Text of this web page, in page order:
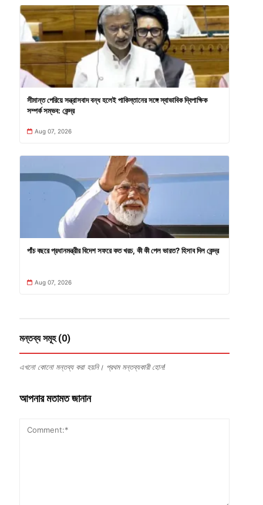
সীমান্ত পেরিয়ে সন্ত্রাসবাদ বন্ধ হলেই পাকিস্তানের সঙ্গে স্বাভাবিক দ্বিপাক্ষিক
সম্পর্ক সম্ভব: কেন্দ্র
Aug 07, 2026
পাঁচ বছরে প্রধানমন্ত্রীর বিদেশ সফরে কত খরচ, কী কী পেল ভারত? হিসাব দিল কেন্দ্র
Aug 07, 2026
মন্তব্য সমূহ (0)
এখনো কোনো মন্তব্য করা হয়নি। প্রথম মন্তব্যকারী হোন!
আপনার মতামত জানান